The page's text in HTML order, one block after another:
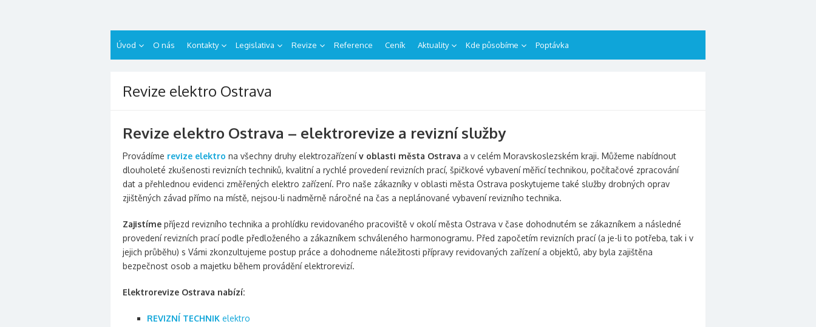
Úvod O nás Kontakty Legislativa Revize Reference Ceník Aktuality Kde působíme Poptávka
Revize elektro Ostrava
Revize elektro Ostrava – elektrorevize a revizní služby
Provádíme revize elektro na všechny druhy elektrozařízenív oblasti města Ostrava a v celém Moravskoslezském kraji. Můžeme nabídnout
dlouholeté zkušenosti revizních techniků, kvalitní a rychlé provedení revizních prací, špičkové vybavení měřicí technikou, počítačové zpracování
dat a přehlednou evidenci změřených elektro zařízení. Pro naše zákazníky v oblasti města Ostrava poskytujeme také služby drobných oprav
zjištěných závad přímo na místě, nejsou-li nadměrně náročné na čas a neplánované vybavení revizního technika.
Zajistíme příjezd revizního technika a prohlídku revidovaného pracoviště v okolí města Ostrava v čase dohodnutém se zákazníkem a následné
provedení revizních prací podle předloženého a zákazníkem schváleného harmonogramu. Před započetím revizních prací (a je-li to potřeba, tak i v
jejich průběhu) s Vámi zkonzultujeme postup práce a dohodneme náležitosti přípravy revidovaných zařízení a objektů, aby byla zajištěna
bezpečnost osob a majetku během provádění elektrorevizí.
Elektrorevize Ostrava nabízí:
REVIZNÍ TECHNIK elektro